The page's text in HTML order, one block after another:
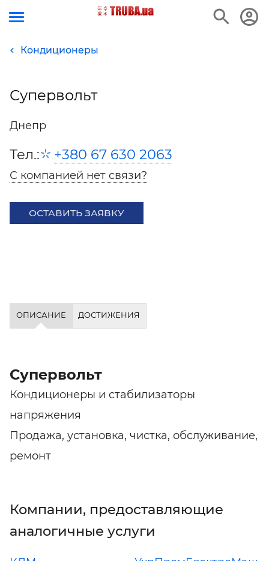
Кондиционеры
Супервольт
Днепр
Тел.: +380 67 630 2063
С компанией нет связи?
ОСТАВИТЬ ЗАЯВКУ
ОПИСАНИЕ ДОСТИЖЕНИЯ
Супервольт
Кондиционеры и стабилизаторы
напряжения
Продажа, установка, чистка, обслуживание,
ремонт
Компании, предоставляющие
аналогичные услуги